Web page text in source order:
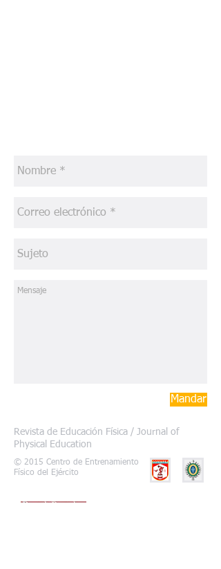
Mandar
Revista de Educación Física / Journal of
Physical Education
© 2015 Centro de Entrenamiento
Físico del Ejército